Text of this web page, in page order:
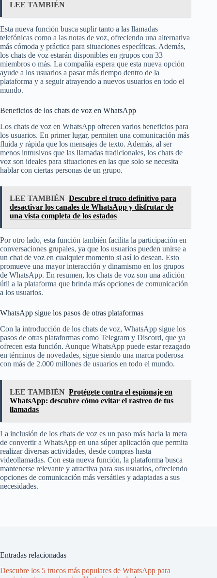
LEE TAMBIÉN
Esta nueva función busca suplir tanto a las llamadas
telefónicas como a las notas de voz, ofreciendo una alternativa
más cómoda y práctica para situaciones específicas. Además,
los chats de voz estarán disponibles en grupos con 33
miembros o más. La compañía espera que esta nueva opción
ayude a los usuarios a pasar más tiempo dentro de la
plataforma y a seguir atrayendo a nuevos usuarios en todo el
mundo.
Beneficios de los chats de voz en WhatsApp
Los chats de voz en WhatsApp ofrecen varios beneficios para
los usuarios. En primer lugar, permiten una comunicación más
fluida y rápida que los mensajes de texto. Además, al ser
menos intrusivos que las llamadas tradicionales, los chats de
voz son ideales para situaciones en las que solo se necesita
hablar con ciertas personas de un grupo.
LEE TAMBIÉN Descubre el truco definitivo para
desactivar los canales de WhatsApp y disfrutar de
una vista completa de los estados
Por otro lado, esta función también facilita la participación en
conversaciones grupales, ya que los usuarios pueden unirse a
un chat de voz en cualquier momento si así lo desean. Esto
promueve una mayor interacción y dinamismo en los grupos
de WhatsApp. En resumen, los chats de voz son una adición
útil a la plataforma que brinda más opciones de comunicación
a los usuarios.
WhatsApp sigue los pasos de otras plataformas
Con la introducción de los chats de voz, WhatsApp sigue los
pasos de otras plataformas como Telegram y Discord, que ya
ofrecen esta función. Aunque WhatsApp puede estar rezagado
en términos de novedades, sigue siendo una marca poderosa
con más de 2.000 millones de usuarios en todo el mundo.
LEE TAMBIÉN Protégete contra el espionaje en
WhatsApp: descubre cómo evitar el rastreo de tus
llamadas
La inclusión de los chats de voz es un paso más hacia la meta
de convertir a WhatsApp en una súper aplicación que permita
realizar diversas actividades, desde compras hasta
videollamadas. Con esta nueva función, la plataforma busca
mantenerse relevante y atractiva para sus usuarios, ofreciendo
opciones de comunicación más versátiles y adaptadas a sus
necesidades.
Entradas relacionadas
Descubre los 5 trucos más populares de WhatsApp para